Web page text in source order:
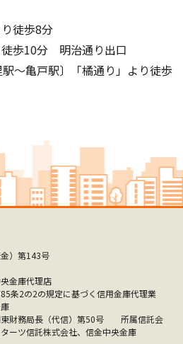
徒歩8分
歩10分 明治通り出口
～亀戸駅〕「橘通り」より徒歩
）第143号
金庫代理店
2の2の規定に基づく信用金庫代理業
財務局長（代信）第50号 所属信託会
ーツ信託株式会社、信金中央金庫